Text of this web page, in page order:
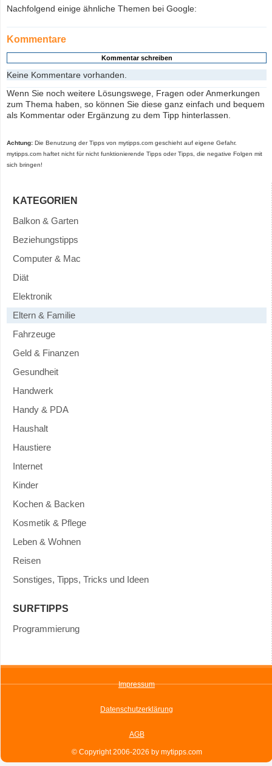
Nachfolgend einige ähnliche Themen bei Google:
Kommentare
Keine Kommentare vorhanden.
Wenn Sie noch weitere Lösungswege, Fragen oder Anmerkungen
zum Thema haben, so können Sie diese ganz einfach und bequem
als Kommentar oder Ergänzung zu dem Tipp hinterlassen.
Achtung: Die Benutzung der Tipps von mytipps.com geschieht auf eigene Gefahr.
mytipps.com haftet nicht für nicht funktionierende Tipps oder Tipps, die negative Folgen mit
sich bringen!
KATEGORIEN
Balkon & Garten
Beziehungstipps
Computer & Mac
Diät
Elektronik
Eltern & Familie
Fahrzeuge
Geld & Finanzen
Gesundheit
Handwerk
Handy & PDA
Haushalt
Haustiere
Internet
Kinder
Kochen & Backen
Kosmetik & Pflege
Leben & Wohnen
Reisen
Sonstiges, Tipps, Tricks und Ideen
SURFTIPPS
Programmierung
Impressum
Datenschutzerklärung
AGB
© Copyright 2006-2026 by mytipps.com